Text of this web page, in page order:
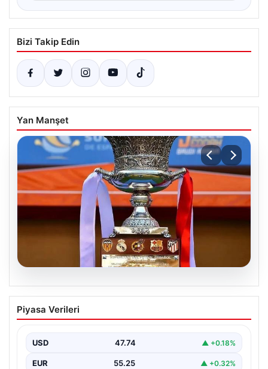
Bizi Takip Edin
Yan Manşet
07.08.2026
İspanya Süper Kupası İstanbul’da
Heyecan Dalga Dalga Yayılıyor!
büyük bir organizasyona ev sahipliği yapmaya
hazırlanıyor. İspanya…
Piyasa Verileri
USD 47.74 ▲ +0.18%
EUR 55.25 ▲ +0.32%